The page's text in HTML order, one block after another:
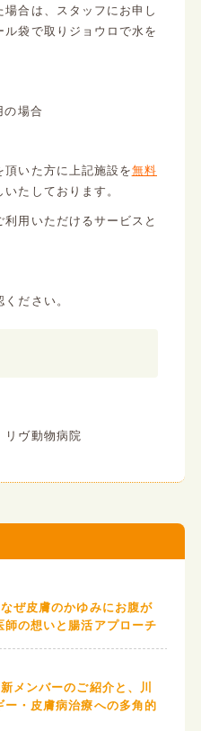
場合は、スタッフにお申し
袋で取りジョウロで水を
の場合
頂いた方に上記施設を無料
たしております。
利用いただけるサービスと
ださい。
ヴ動物病院
なぜ皮膚のかゆみにお腹が
師の想いと腸活アプローチ
メンバーのご紹介と、川
ー・皮膚病治療への多角的